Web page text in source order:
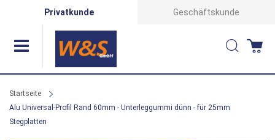
Privatkunde Geschäftskunde
Suche
Startseite
Alu Universal-Profil Rand 60mm - Unterleggummi dünn - für 25mm
Stegplatten